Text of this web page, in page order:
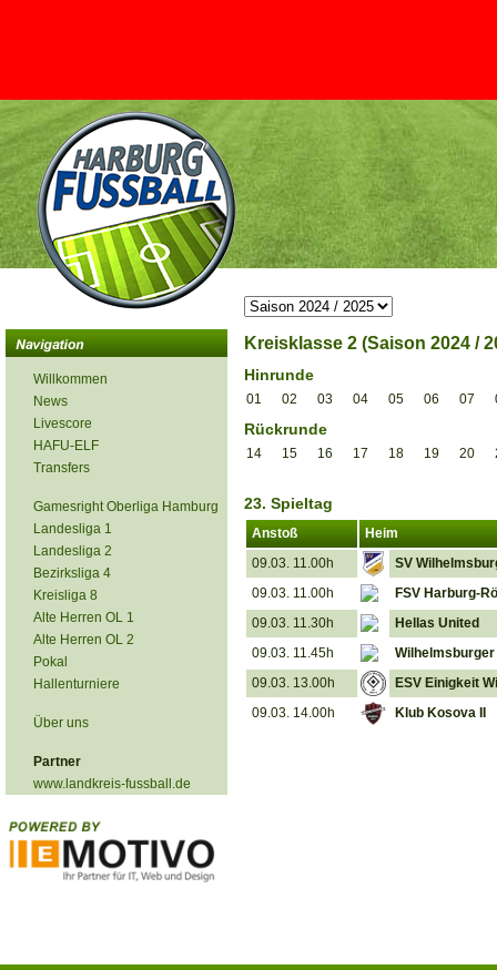
Willkommen
News
Livescore
HAFU-ELF
Transfers
Gamesright Oberliga Hamburg
Landesliga 1
Landesliga 2
Bezirksliga 4
Kreisliga 8
Alte Herren OL 1
Alte Herren OL 2
Pokal
Hallenturniere
Über uns
Partner
www.landkreis-fussball.de
Kreisklasse 2 (Saison 2024 /
Hinrunde
01 02 03 04 05 06 07
Rückrunde
14 15 16 17 18 19 20
23. Spieltag
Anstoß
Heim
09.03. 11.00h
SV
09.03. 11.00h
FSV Harburg-
09.03. 11.30h
Hellas United
09.03. 11.45h
Wilhelmsburger
09.03. 13.00h
ESV Einigkeit
09.03. 14.00h
Klub Kosova II